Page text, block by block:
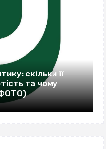
скільки її
та чому